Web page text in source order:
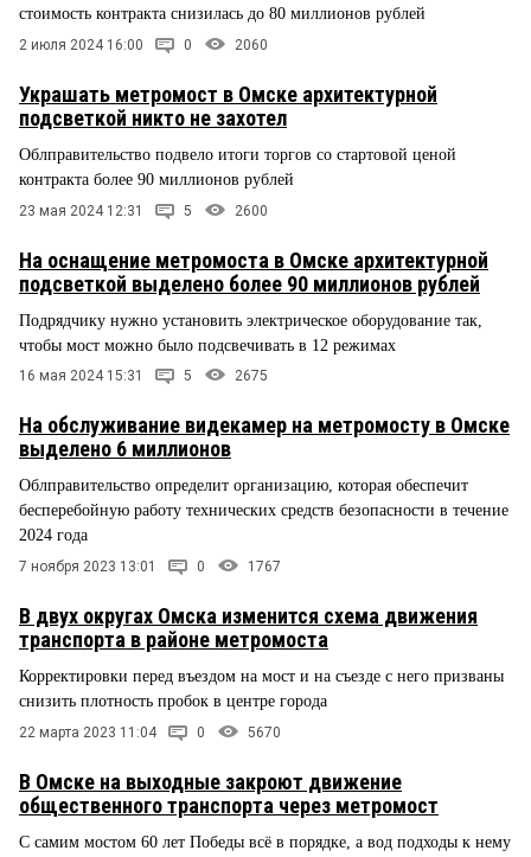
стоимость контракта снизилась до 80 миллионов рублей
2 июля 2024 16:00 0 2060
Украшать метромост в Омске архитектурной
подсветкой никто не захотел
Облправительство подвело итоги торгов со стартовой ценой
контракта более 90 миллионов рублей
23 мая 2024 12:31 5 2600
На оснащение метромоста в Омске архитектурной
подсветкой выделено более 90 миллионов рублей
Подрядчику нужно установить электрическое оборудование так,
чтобы мост можно было подсвечивать в 12 режимах
16 мая 2024 15:31 5 2675
На обслуживание видекамер на метромосту в Омске
выделено 6 миллионов
Облправительство определит организацию, которая обеспечит
бесперебойную работу технических средств безопасности в течение
2024 года
7 ноября 2023 13:01 0 1767
В двух округах Омска изменится схема движения
транспорта в районе метромоста
Корректировки перед въездом на мост и на съезде с него призваны
снизить плотность пробок в центре города
22 марта 2023 11:04 0 5670
В Омске на выходные закроют движение
общественного транспорта через метромост
С самим мостом 60 лет Победы всё в порядке, а вод подходы к нему